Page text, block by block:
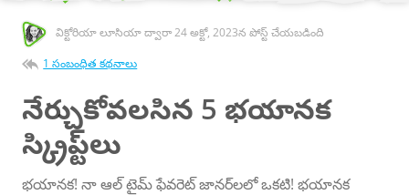
విక్టోరియా లూసియా ద్వారా24 అక్టో, 2023న పోస్ట్ చేయబడింది
1 సంబంధిత కథనాలు
నేర్చుకోవలసిన 5 భయానక
స్క్రిప్ట్‌లు
భయానక! నా ఆల్ టైమ్ ఫేవరెట్ జానర్‌లలో ఒకటి! భయానక